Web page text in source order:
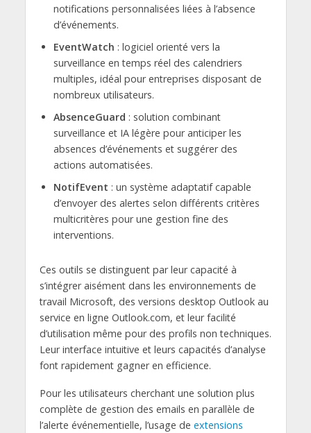
notifications personnalisées liées à l’absence
d’événements.
EventWatch : logiciel orienté vers la
surveillance en temps réel des calendriers
multiples, idéal pour entreprises disposant de
nombreux utilisateurs.
AbsenceGuard : solution combinant
surveillance et IA légère pour anticiper les
absences d’événements et suggérer des
actions automatisées.
NotifEvent : un système adaptatif capable
d’envoyer des alertes selon différents critères
multicritères pour une gestion fine des
interventions.
Ces outils se distinguent par leur capacité à
s’intégrer aisément dans les environnements de
travail Microsoft, des versions desktop Outlook au
service en ligne Outlook.com, et leur facilité
d’utilisation même pour des profils non techniques.
Leur interface intuitive et leurs capacités d’analyse
font rapidement gagner en efficience.
Pour les utilisateurs cherchant une solution plus
complète de gestion des emails en parallèle de
l’alerte événementielle, l’usage de extensions